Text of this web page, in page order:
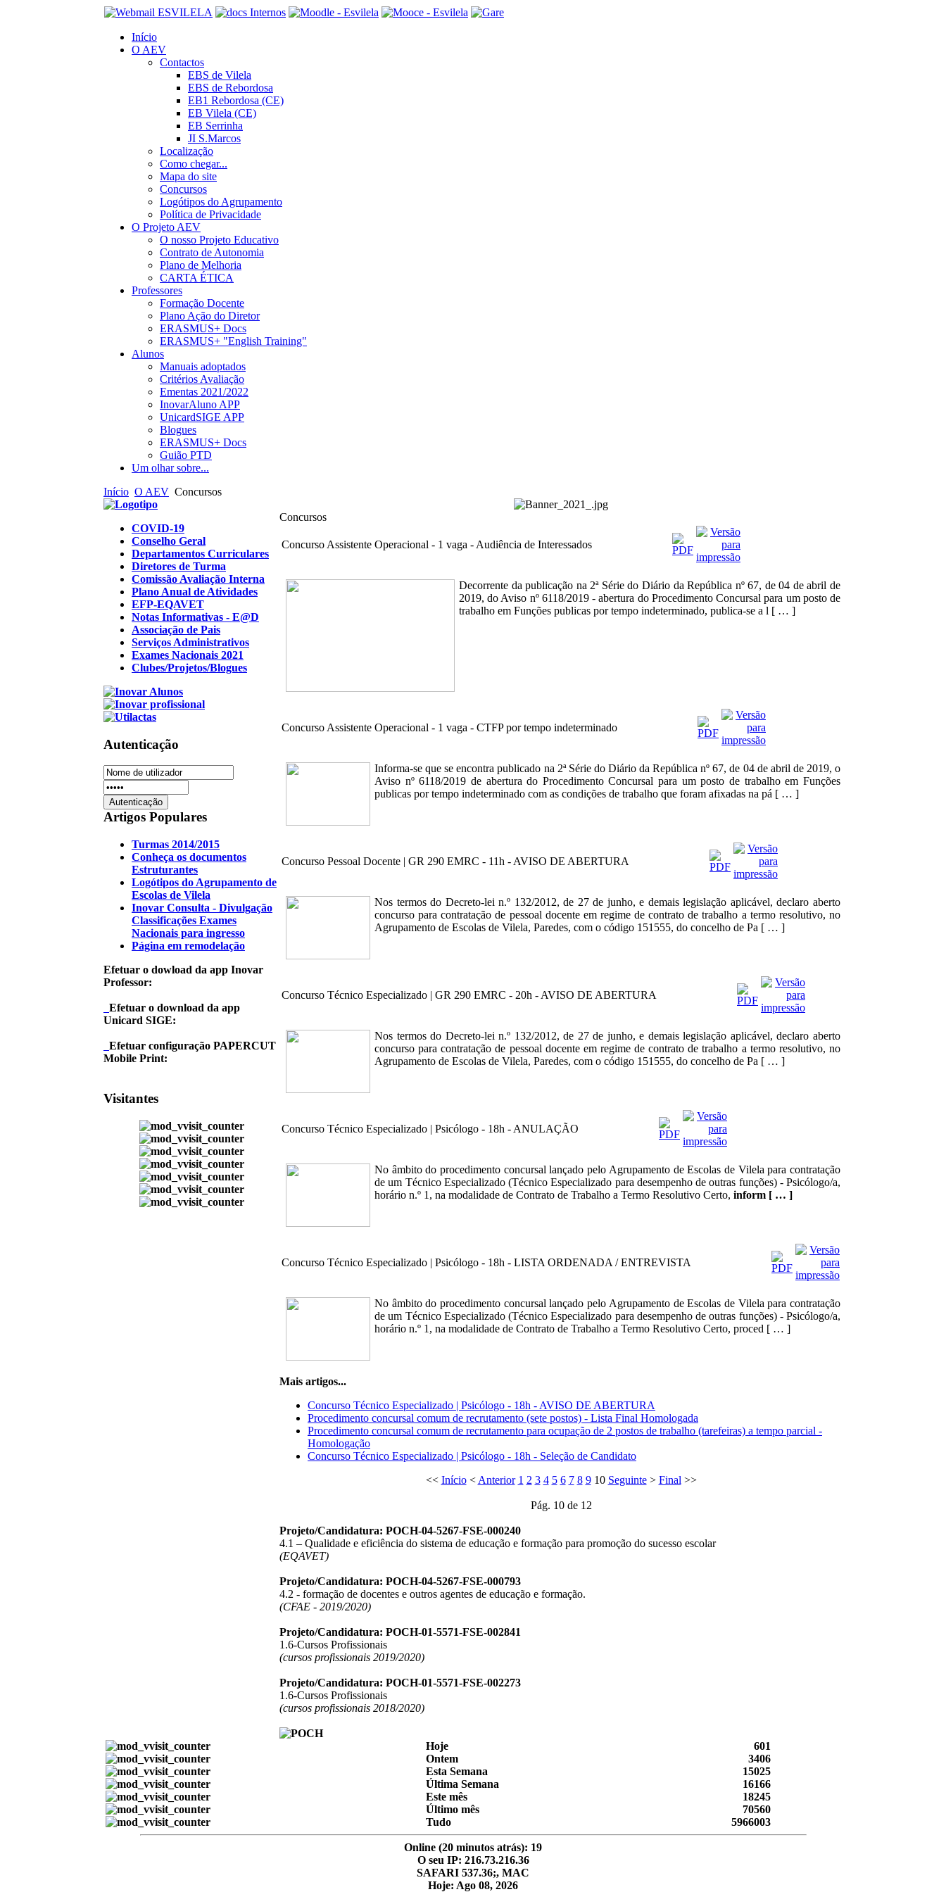
Início
O AEV
Contactos
EBS de Vilela
EBS de Rebordosa
EB1 Rebordosa (CE)
EB Vilela (CE)
EB Serrinha
JI S.Marcos
Localização
Como chegar...
Mapa do site
Concursos
Logótipos do Agrupamento
Política de Privacidade
O Projeto AEV
O nosso Projeto Educativo
Contrato de Autonomia
Plano de Melhoria
CARTA ÉTICA
Professores
Formação Docente
Plano Ação do Diretor
ERASMUS+ Docs
ERASMUS+ "English Training"
Alunos
Manuais adoptados
Critérios Avaliação
Ementas 2021/2022
InovarAluno APP
UnicardSIGE APP
Blogues
ERASMUS+ Docs
Guião PTD
Um olhar sobre...
Início O AEV Concursos
Concursos
Concurso Assistente Operacional - 1 vaga - Audiência de Interessados
Decorrente da publicação na 2ª Série do Diário da República nº 67, de 04 de abril de
2019, do Aviso nº 6118/2019 - abertura do Procedimento Concursal para um posto de
trabalho em Funções publicas por tempo indeterminado, publica-se a l [ … ]
Concurso Assistente Operacional - 1 vaga - CTFP por tempo indeterminado
Informa-se que se encontra publicado na 2ª Série do Diário da República nº 67, de 04 de abril de 2019, o
Aviso nº 6118/2019 de abertura do Procedimento Concursal para um posto de trabalho em Funções
publicas por tempo indeterminado com as condições de trabalho que foram afixadas na pá [ … ]
Concurso Pessoal Docente | GR 290 EMRC - 11h - AVISO DE ABERTURA
Nos termos do Decreto-lei n.º 132/2012, de 27 de junho, e demais legislação aplicável, declaro aberto
concurso para contratação de pessoal docente em regime de contrato de trabalho a termo resolutivo, no
Agrupamento de Escolas de Vilela, Paredes, com o código 151555, do concelho de Pa [ … ]
Concurso Técnico Especializado | GR 290 EMRC - 20h - AVISO DE ABERTURA
Nos termos do Decreto-lei n.º 132/2012, de 27 de junho, e demais legislação aplicável, declaro aberto
concurso para contratação de pessoal docente em regime de contrato de trabalho a termo resolutivo, no
Agrupamento de Escolas de Vilela, Paredes, com o código 151555, do concelho de Pa [ … ]
Concurso Técnico Especializado | Psicólogo - 18h - ANULAÇÃO
No âmbito do procedimento concursal lançado pelo Agrupamento de Escolas de Vilela para contratação
de um Técnico Especializado (Técnico Especializado para desempenho de outras funções) - Psicólogo/a,
horário n.º 1, na modalidade de Contrato de Trabalho a Termo Resolutivo Certo, inform [ … ]
Concurso Técnico Especializado | Psicólogo - 18h - LISTA ORDENADA / ENTREVISTA
No âmbito do procedimento concursal lançado pelo Agrupamento de Escolas de Vilela para contratação
de um Técnico Especializado (Técnico Especializado para desempenho de outras funções) - Psicólogo/a,
horário n.º 1, na modalidade de Contrato de Trabalho a Termo Resolutivo Certo, proced [ … ]
Mais artigos...
Concurso Técnico Especializado | Psicólogo - 18h - AVISO DE ABERTURA
Procedimento concursal comum de recrutamento (sete postos) - Lista Final Homologada
Procedimento concursal comum de recrutamento para ocupação de 2 postos de trabalho (tarefeiras) a tempo parcial -
Homologação
Concurso Técnico Especializado | Psicólogo - 18h - Seleção de Candidato
<< Início< Anterior 1 2 3 4 5 6 7 8 9 10 Seguinte> Final >>
Pág. 10 de 12
Projeto/Candidatura: POCH-04-5267-FSE-000240
4.1 – Qualidade e eficiência do sistema de educação e formação para promoção do sucesso escolar
(EQAVET)
Projeto/Candidatura: POCH-04-5267-FSE-000793
4.2 - formação de docentes e outros agentes de educação e formação.
(CFAE - 2019/2020)
Projeto/Candidatura: POCH-01-5571-FSE-002841
1.6-Cursos Profissionais
(cursos profissionais 2019/2020)
Projeto/Candidatura: POCH-01-5571-FSE-002273
1.6-Cursos Profissionais
(cursos profissionais 2018/2020)
COVID-19
Conselho Geral
Departamentos Curriculares
Diretores de Turma
Comissão Avaliação Interna
Plano Anual de Atividades
EFP-EQAVET
Notas Informativas - E@D
Associação de Pais
Serviços Administrativos
Exames Nacionais 2021
Clubes/Projetos/Blogues
Autenticação
Artigos Populares
Turmas 2014/2015
Conheça os documentos
Estruturantes
Logótipos do Agrupamento de
Escolas de Vilela
Inovar Consulta - Divulgação
Classificações Exames
Nacionais para ingresso
Página em remodelação
Efetuar o dowload da app Inovar
Professor:
Efetuar o download da app
Unicard SIGE:
Efetuar configuração PAPERCUT
Mobile Print:
Visitantes
Hoje
601
Ontem
3406
Esta Semana
15025
Última Semana
16166
Este mês
18245
Último mês
70560
Tudo
5966003
Online (20 minutos atrás): 19
O seu IP: 216.73.216.36
SAFARI 537.36;, MAC
Hoje: Ago 08, 2026